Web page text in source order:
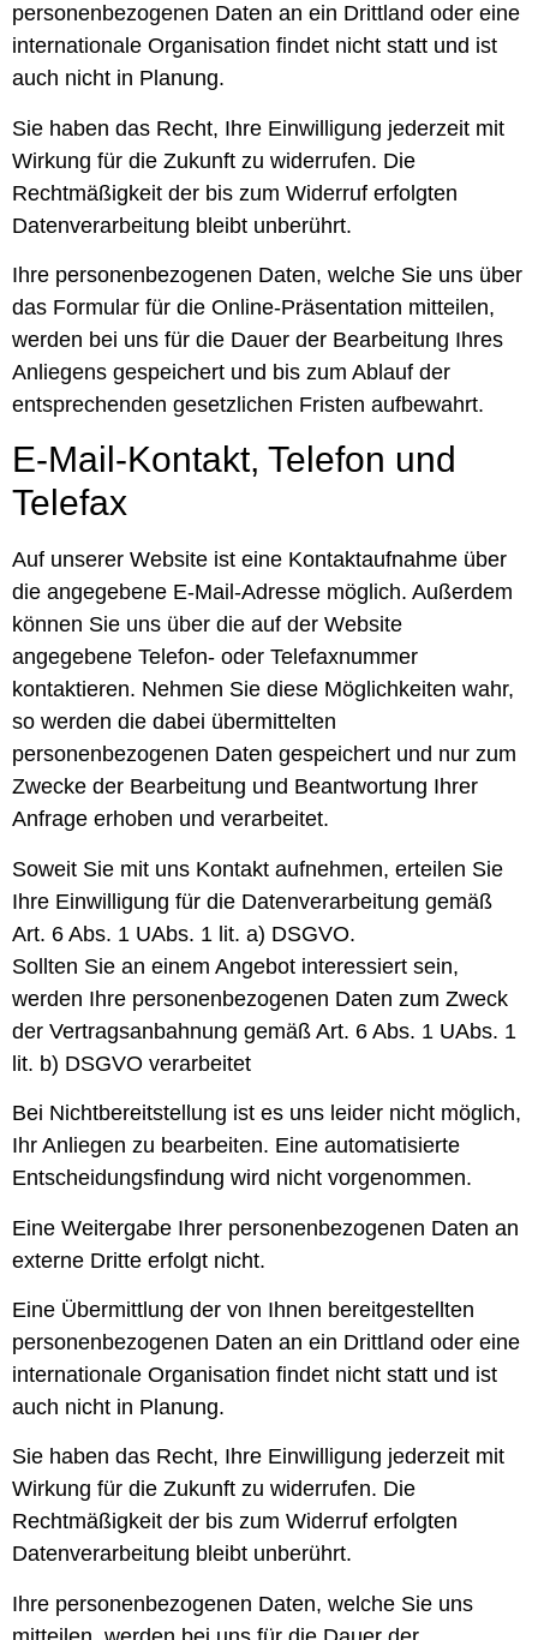
personenbezogenen Daten an ein Drittland oder eine
internationale Organisation findet nicht statt und ist
auch nicht in Planung.
Sie haben das Recht, Ihre Einwilligung jederzeit mit
Wirkung für die Zukunft zu widerrufen. Die
Rechtmäßigkeit der bis zum Widerruf erfolgten
Datenverarbeitung bleibt unberührt.
Ihre personenbezogenen Daten, welche Sie uns über
das Formular für die Online-Präsentation mitteilen,
werden bei uns für die Dauer der Bearbeitung Ihres
Anliegens gespeichert und bis zum Ablauf der
entsprechenden gesetzlichen Fristen aufbewahrt.
E-Mail-Kontakt, Telefon und
Telefax
Auf unserer Website ist eine Kontaktaufnahme über
die angegebene E-Mail-Adresse möglich. Außerdem
können Sie uns über die auf der Website
angegebene Telefon- oder Telefaxnummer
kontaktieren. Nehmen Sie diese Möglichkeiten wahr,
so werden die dabei übermittelten
personenbezogenen Daten gespeichert und nur zum
Zwecke der Bearbeitung und Beantwortung Ihrer
Anfrage erhoben und verarbeitet.
Soweit Sie mit uns Kontakt aufnehmen, erteilen Sie
Ihre Einwilligung für die Datenverarbeitung gemäß
Art. 6 Abs. 1 UAbs. 1 lit. a) DSGVO.
Sollten Sie an einem Angebot interessiert sein,
werden Ihre personenbezogenen Daten zum Zweck
der Vertragsanbahnung gemäß Art. 6 Abs. 1 UAbs. 1
lit. b) DSGVO verarbeitet
Bei Nichtbereitstellung ist es uns leider nicht möglich,
Ihr Anliegen zu bearbeiten. Eine automatisierte
Entscheidungsfindung wird nicht vorgenommen.
Eine Weitergabe Ihrer personenbezogenen Daten an
externe Dritte erfolgt nicht.
Eine Übermittlung der von Ihnen bereitgestellten
personenbezogenen Daten an ein Drittland oder eine
internationale Organisation findet nicht statt und ist
auch nicht in Planung.
Sie haben das Recht, Ihre Einwilligung jederzeit mit
Wirkung für die Zukunft zu widerrufen. Die
Rechtmäßigkeit der bis zum Widerruf erfolgten
Datenverarbeitung bleibt unberührt.
Ihre personenbezogenen Daten, welche Sie uns